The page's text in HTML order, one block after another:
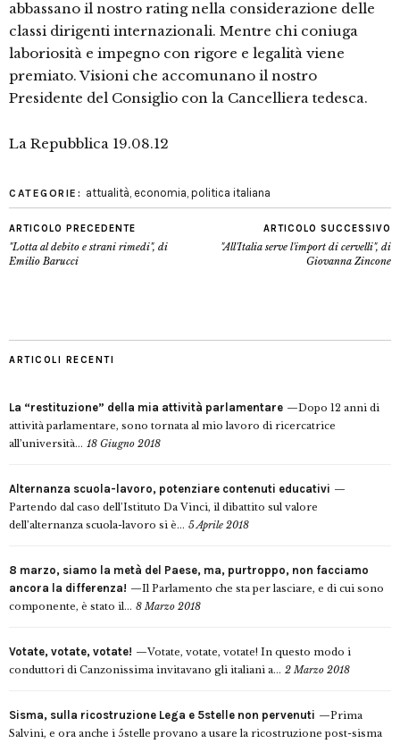
abbassano il nostro rating nella considerazione delle
classi dirigenti internazionali. Mentre chi coniuga
laboriosità e impegno con rigore e legalità viene
premiato. Visioni che accomunano il nostro
Presidente del Consiglio con la Cancelliera tedesca.
La Repubblica 19.08.12
CATEGORIE: attualità, economia, politica italiana
ARTICOLO PRECEDENTE
"Lotta al debito e strani rimedi", di
Emilio Barucci
ARTICOLO SUCCESSIVO
"All'Italia serve l'import di cervelli", di
Giovanna Zincone
ARTICOLI RECENTI
La “restituzione” della mia attività parlamentare
Dopo 12 anni di
attività parlamentare, sono tornata al mio lavoro di ricercatrice
all’università... 18 Giugno 2018
Alternanza scuola-lavoro, potenziare contenuti educativi
Partendo dal caso dell’Istituto Da Vinci, il dibattito sul valore
dell’alternanza scuola-lavoro si è... 5 Aprile 2018
8 marzo, siamo la metà del Paese, ma, purtroppo, non facciamo
ancora la differenza!
Il Parlamento che sta per lasciare, e di cui sono
componente, è stato il... 8 Marzo 2018
Votate, votate, votate!
Votate, votate, votate! In questo modo i
conduttori di Canzonissima invitavano gli italiani a... 2 Marzo 2018
Sisma, sulla ricostruzione Lega e 5stelle non pervenuti
Prima
Salvini, e ora anche i 5stelle provano a usare la ricostruzione post-sisma